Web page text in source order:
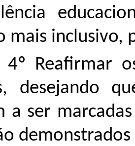
mais inclusivo,
Reafirmar
desejando
a ser